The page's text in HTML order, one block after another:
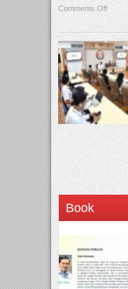
Comments Off
Book